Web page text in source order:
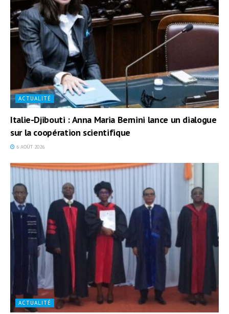
ACTUALITÉ
Italie-Djibouti : Anna Maria Bernini lance un dialogue
sur la coopération scientifique
6 AOÛT 2026
ACTUALITÉ